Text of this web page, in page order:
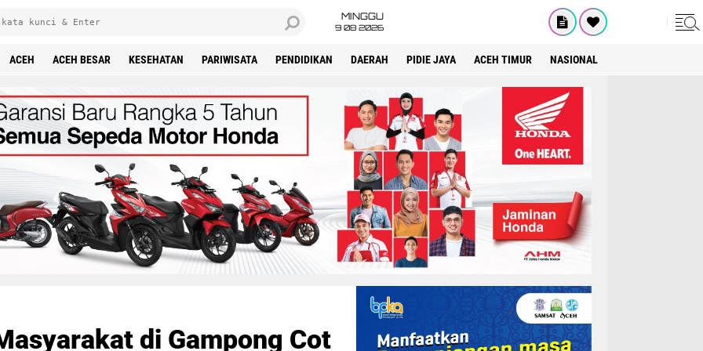
MINGGU
9 08 2026
ACEH ACEH BESAR KESEHATAN PARIWISATA PENDIDIKAN DAERAH PIDIE JAYA ACEH TIMUR NASIONAL
di Gampong Cot